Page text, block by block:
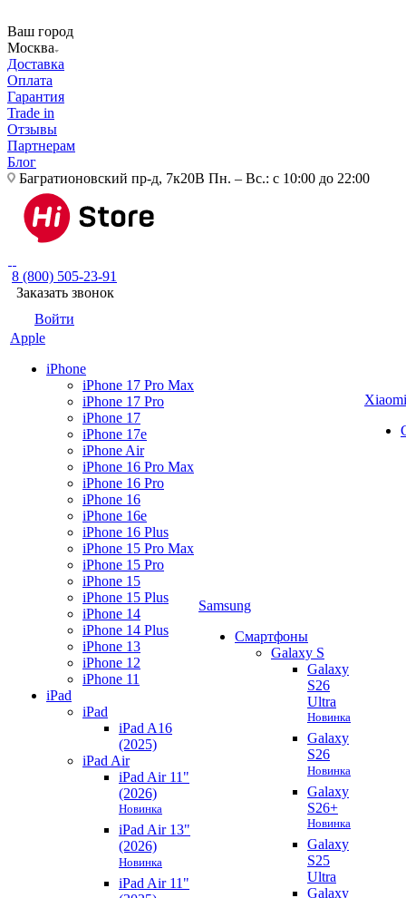
Ваш город
Москва
Доставка
Оплата
Гарантия
Trade in
Отзывы
Партнерам
Блог
Багратионовский пр-д, 7к20В Пн. – Вс.: с 10:00 до 22:00
8 (800) 505-23-91
Заказать звонок
Войти
Apple
iPhone
iPhone 17 Pro Max
iPhone 17 Pro
iPhone 17
iPhone 17e
iPhone Air
iPhone 16 Pro Max
iPhone 16 Pro
iPhone 16
iPhone 16e
iPhone 16 Plus
iPhone 15 Pro Max
iPhone 15 Pro
iPhone 15
iPhone 15 Plus
iPhone 14
iPhone 14 Plus
iPhone 13
iPhone 12
iPhone 11
iPad
iPad
iPad A16
(2025)
iPad Air
iPad Air 11"
(2026)
Новинка
iPad Air 13"
(2026)
Новинка
iPad Air 11"
Samsung
Смартфоны
Galaxy S
Galaxy
S26
Ultra
Новинка
Galaxy
S26
Новинка
Galaxy
S26+
Новинка
Galaxy
S25
Ultra
Galaxy
Xiaomi